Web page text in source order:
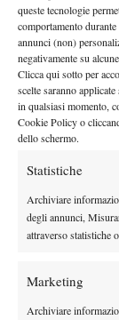
queste tecnologie
comportamento
annunci (non)
negativamente su
Clicca qui sotto per
scelte saranno
in qualsiasi momento,
Cookie Policy o
dello schermo.
Statistiche
Archiviare
degli annunci,
attraverso statistiche
Marketing
Archiviare
Stima
Per il carioca
tennista più
piccolo. La
con un rispetto
mancato, come
raggiunto un